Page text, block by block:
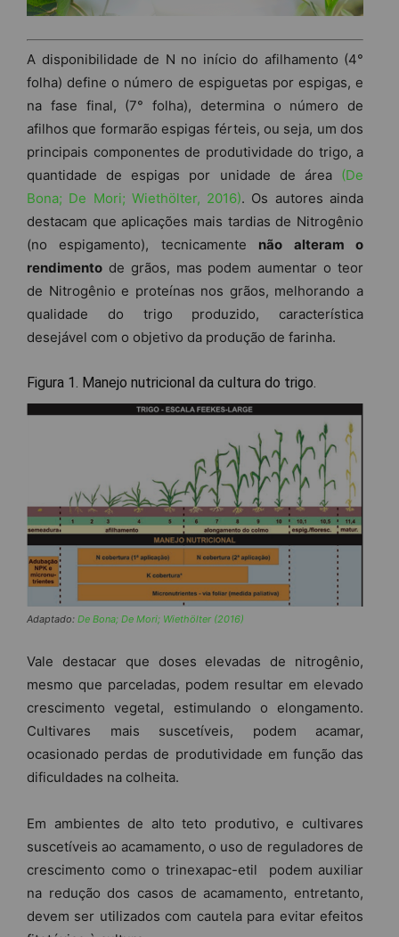
A disponibilidade de N no início do afilhamento (4°
folha) define o número de espiguetas por espigas, e
na fase final, (7° folha), determina o número de
afilhos que formarão espigas férteis, ou seja, um dos
principais componentes de produtividade do trigo, a
quantidade de espigas por unidade de área (De
Bona; De Mori; Wiethölter, 2016). Os autores ainda
destacam que aplicações mais tardias de Nitrogênio
(no espigamento), tecnicamente não alteram o
rendimento de grãos, mas podem aumentar o teor
de Nitrogênio e proteínas nos grãos, melhorando a
qualidade do trigo produzido, característica
desejável com o objetivo da produção de farinha.
Figura 1. Manejo nutricional da cultura do trigo.
Adaptado: De Bona; De Mori; Wiethölter (2016)
Vale destacar que doses elevadas de nitrogênio,
mesmo que parceladas, podem resultar em elevado
crescimento vegetal, estimulando o elongamento.
Cultivares mais suscetíveis, podem acamar,
ocasionado perdas de produtividade em função das
dificuldades na colheita.
Em ambientes de alto teto produtivo, e cultivares
suscetíveis ao acamamento, o uso de reguladores de
crescimento como o trinexapac-etil podem auxiliar
na redução dos casos de acamamento, entretanto,
devem ser utilizados com cautela para evitar efeitos